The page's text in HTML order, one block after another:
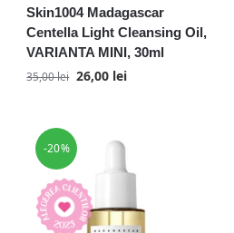
Skin1004 Madagascar
Centella Light Cleansing Oil,
VARIANTA MINI, 30ml
35,00lei 26,00 lei
-20%